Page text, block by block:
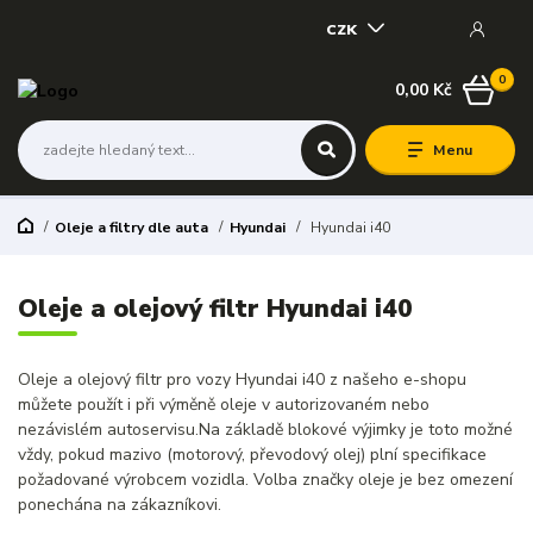
Menu
CZK
0
0,00 Kč
Oleje a filtry dle auta Hyundai Hyundai i40
Oleje a olejový filtr Hyundai i40
Oleje a olejový filtr pro vozy Hyundai i40 z našeho e-shopu
můžete použít i při výměně oleje v autorizovaném nebo
nezávislém autoservisu.Na základě blokové výjimky je toto možné
vždy, pokud mazivo (motorový, převodový olej) plní specifikace
požadované výrobcem vozidla. Volba značky oleje je bez omezení
ponechána na zákazníkovi.